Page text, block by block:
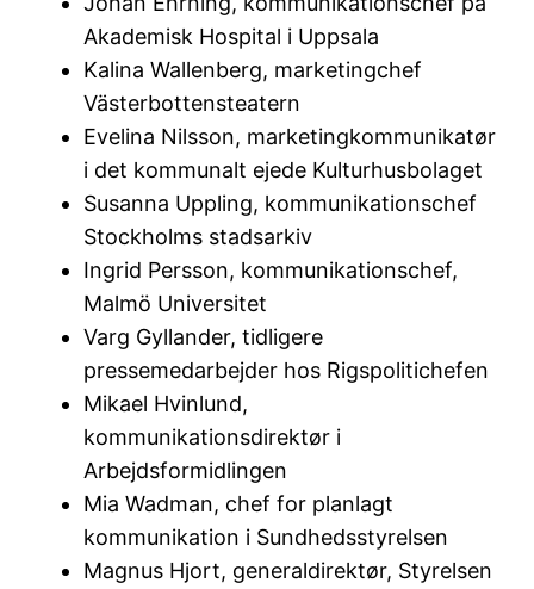
Akademisk Hospital i Uppsala
Kalina Wallenberg, marketingchef
Västerbottensteatern
Evelina Nilsson, marketingkommunikatør
i det kommunalt ejede Kulturhusbolaget
Susanna Uppling, kommunikationschef
Stockholms stadsarkiv
Ingrid Persson, kommunikationschef,
Malmö Universitet
Varg Gyllander, tidligere
pressemedarbejder hos Rigspolitichefen
Mikael Hvinlund,
kommunikationsdirektør i
Arbejdsformidlingen
Mia Wadman, chef for planlagt
kommunikation i Sundhedsstyrelsen
Magnus Hjort, generaldirektør, Styrelsen